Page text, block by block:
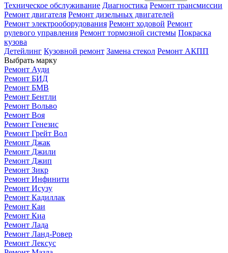
Техническое обслуживание Диагностика Ремонт трансмиссии
Ремонт двигателя Ремонт дизельных двигателей
Ремонт электрооборудования Ремонт ходовой Ремонт
рулевого управления Ремонт тормозной системы Покраска
кузова
Детейлинг Кузовной ремонт Замена стекол Ремонт АКПП
Выбрать марку
Ремонт Ауди
Ремонт БИД
Ремонт БМВ
Ремонт Бентли
Ремонт Вольво
Ремонт Воя
Ремонт Генезис
Ремонт Грейт Вол
Ремонт Джак
Ремонт Джили
Ремонт Джип
Ремонт Зикр
Ремонт Инфинити
Ремонт Исузу
Ремонт Кадиллак
Ремонт Каи
Ремонт Киа
Ремонт Лада
Ремонт Ланд-Ровер
Ремонт Лексус